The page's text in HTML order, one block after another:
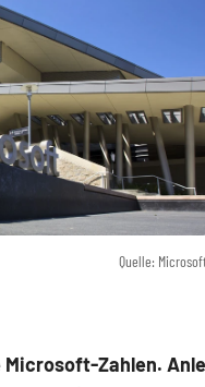
Quelle:
Microsoft-Zahlen.